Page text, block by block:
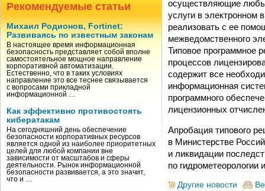
Рекомендуемые статьи
Михаил Родионов, Fortinet:
Развиваясь по известным законам
В настоящее время информационная
безопасность представляет собой вполне
самостоятельное мощное направление
корпоративной автоматизации.
Естественно, что в таких условиях
направление это все теснее связывается
с вопросами прикладной
информационной …
Как эффективно противостоять
кибератакам
На сегодняшний день обеспечение
безопасности корпоративных ресурсов
является одной из наиболее приоритетных
целей для любой компании вне
зависимости от масштабов и сферы
деятельности. Рынок информационной
безопасности развивается, а это значит,
что и …
осуществляющие
услуги в электронном
реализовать с ее
межведомственного
Типовое программное
процессов
содержит все
информационная
программного
лицензионных
Апробация типового
в Министерстве
и ликвидации
по
Другие новости